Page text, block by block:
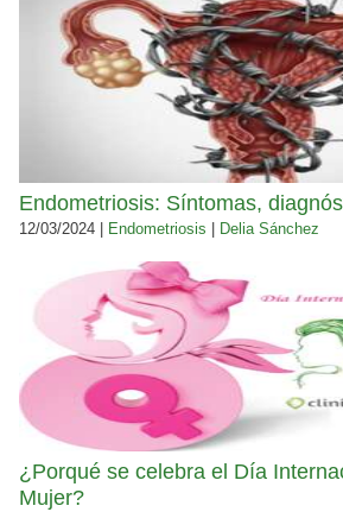
Endometriosis: Síntomas,
12/03/2024 | Endometriosis Delia Sánchez
¿Porqué se celebra el Día
Mujer?